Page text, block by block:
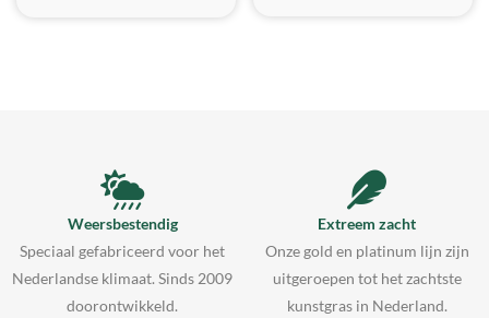
Weersbestendig
Speciaal gefabriceerd voor het
Nederlandse klimaat. Sinds 2009
doorontwikkeld.
Extreem zacht
Onze gold en platinum lijn zijn
uitgeroepen tot het zachtste
kunstgras in Nederland.